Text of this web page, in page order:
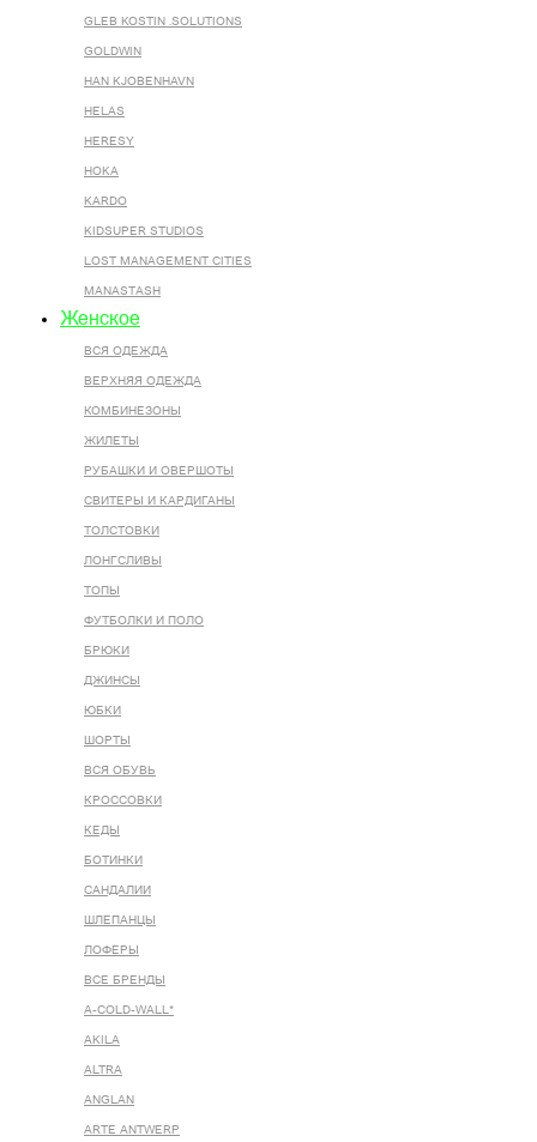
GLEB KOSTIN .SOLUTIONS
GOLDWIN
HAN KJOBENHAVN
HELAS
HERESY
HOKA
KARDO
KIDSUPER STUDIOS
LOST MANAGEMENT CITIES
MANASTASH
Женское
ВСЯ ОДЕЖДА
ВЕРХНЯЯ ОДЕЖДА
КОМБИНЕЗОНЫ
ЖИЛЕТЫ
РУБАШКИ И ОВЕРШОТЫ
СВИТЕРЫ И КАРДИГАНЫ
ТОЛСТОВКИ
ЛОНГСЛИВЫ
ТОПЫ
ФУТБОЛКИ И ПОЛО
БРЮКИ
ДЖИНСЫ
ЮБКИ
ШОРТЫ
ВСЯ ОБУВЬ
КРОССОВКИ
КЕДЫ
БОТИНКИ
САНДАЛИИ
ШЛЕПАНЦЫ
ЛОФЕРЫ
ВСЕ БРЕНДЫ
A-COLD-WALL*
AKILA
ALTRA
ANGLAN
ARTE ANTWERP